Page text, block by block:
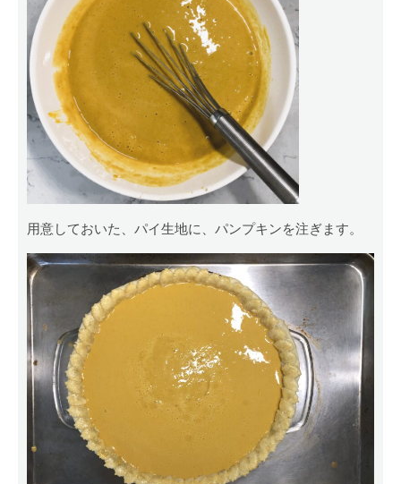
用意しておいた、パイ生地に、パンプキンを注ぎます。